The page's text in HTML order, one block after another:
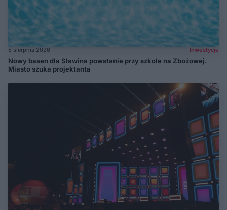
5 sierpnia 2026 Inwestycje
Nowy basen dla Sławina powstanie przy szkole na Zbożowej.
Miasto szuka projektanta